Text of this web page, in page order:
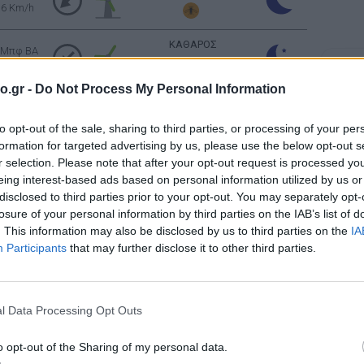
- Do Not Process My Personal Information
opt-out of the sale, sharing to third parties, or processing of your
for targeted advertising by us, please use the below opt-out
selection. Please note that after your opt-out request is processed
interest-based ads based on personal information utilized by us
to third parties prior to your opt-out. You may separately
of your personal information by third parties on the IAB’s list of
This information may also be disclosed by us to third parties on the
Participants that may further disclose it to other third parties.
Data Processing Opt Outs
opt-out of the Sharing of my personal data.
Km/h
BA
ΚΑΘΑΡΟΣ
Km/h
BA
Km/h
ανέμου: 55km/h
ΚΑΘΑΡΟΣ
BA
35 Km/h
ΚΑΘΑΡΟΣ
35 Km/h
Μπφ BA
2026